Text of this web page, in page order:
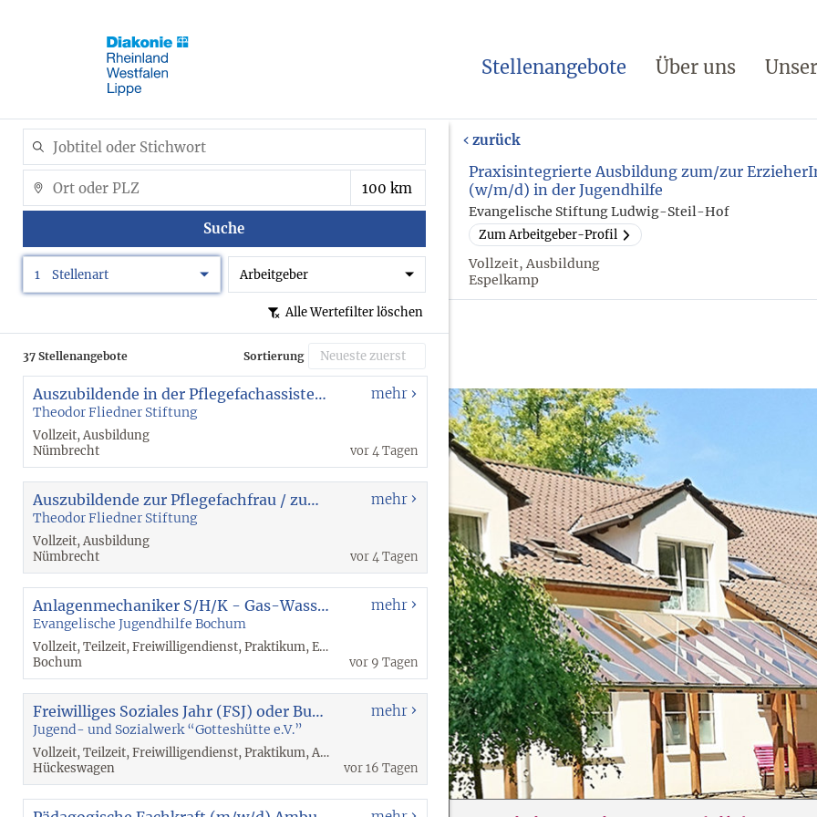
Stellenangebote Über uns
Suche
1 Stellenart Arbeitgeber
Alle Wertefilter löschen
37 Stellenangebote Sortierung
Auszubildende in der Pflegefachassistenz (m/w/div)
Theodor Fliedner Stiftung
Vollzeit, Ausbildung
Nümbrecht
mehr
vor 4 Tagen
Auszubildende zur Pflegefachfrau / zum Pflegefachmann (m/w/div)
Theodor Fliedner Stiftung
Vollzeit, Ausbildung
Nümbrecht
mehr
vor 4 Tagen
Anlagenmechaniker S/H/K - Gas-Wasser Installateur - mit sinnvollem Arbeitsinhalt
Evangelische Jugendhilfe Bochum
Vollzeit, Teilzeit, Freiwilligendienst, Praktikum, Ehrenamtlich, Ausbildung
Bochum
mehr
vor 9 Tagen
Freiwilliges Soziales Jahr (FSJ) oder Bundesfreiwilligendienst (BFD)
Jugend- und Sozialwerk “Gotteshütte e.V.”
Vollzeit, Teilzeit, Freiwilligendienst, Praktikum, Ausbildung
Hückeswagen
mehr
vor 16 Tagen
zurück
Praxisintegrierte Ausbildung zum/zur
(w/m/d) in der Jugendhilfe
Evangelische Stiftung Ludwig-Steil-Hof
Zum Arbeitgeber-Profil
Vollzeit, Ausbildung
Espelkamp